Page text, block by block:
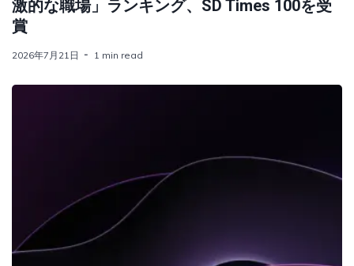
激的な職場」ランキング、SD Times 100を受
賞
2026年7月21日 1 min read